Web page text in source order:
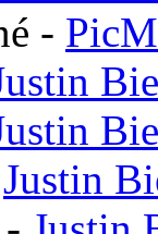
-
Justin